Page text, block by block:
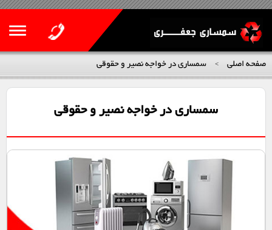
صفحه اصلی > سمساری در خواجه نصیر و حقوقی
سمساری در خواجه نصیر و حقوقی